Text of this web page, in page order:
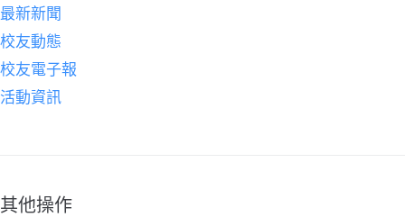
最新新聞
校友動態
校友電子報
活動資訊
其他操作